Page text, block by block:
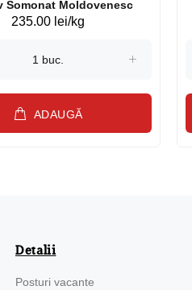
Păstrav Somonat Moldovenesc
235.00 lei/kg
ADAUGĂ
Detalii
Posturi vacante